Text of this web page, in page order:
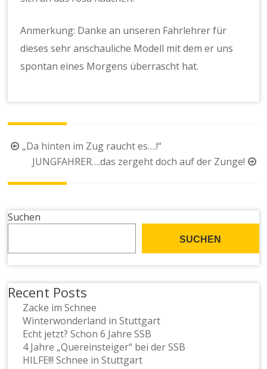
Anmerkung: Danke an unseren Fahrlehrer für
dieses sehr anschauliche Modell mit dem er uns
spontan eines Morgens überrascht hat.
Beitragsnavigation
„Da hinten im Zug raucht es….!“
JUNGFAHRER….das zergeht doch auf der Zunge!
Suchen
SUCHEN
Recent Posts
Zacke im Schnee
Winterwonderland in Stuttgart
Echt jetzt? Schon 6 Jahre SSB
4 Jahre „Quereinsteiger“ bei der SSB
HILFE!!! Schnee in Stuttgart